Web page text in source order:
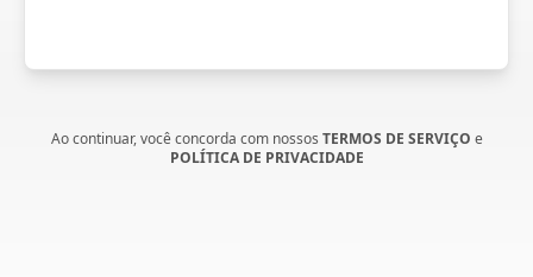
Ao continuar, você concorda com nossos TERMOS DE SERVIÇO e
POLÍTICA DE PRIVACIDADE